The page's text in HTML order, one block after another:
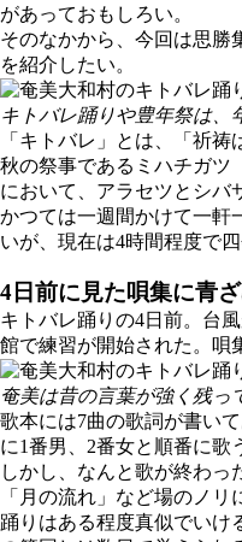
があっておもしろい。
そのなかから、今回は思勝
を紹介したい。
キトバレ踊りや豊年祭は、
「キトバレ」とは、「祈
秋の祭事であるミハチガツ
において、アラセツとシバ
かつては一週間かけて一軒
いが、現在は4時間程度で四
4日前に見た唄集に青
キトバレ踊りの4日前。台
館で練習が開始された。
奄美は昔の言葉が強く残っ
歌本には7曲の歌詞が書い
に1番男、2番女と順番に歌
しかし、なんと歌が終わっ
「月の流れ」など場のノリ
踊りはある程度真似でいけ